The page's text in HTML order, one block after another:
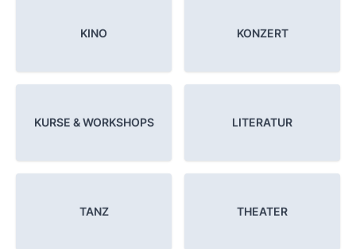
KINO KONZERT
KURSE & WORKSHOPS LITERATUR
TANZ THEATER